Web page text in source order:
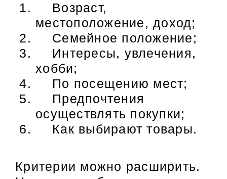
Возраст,
местоположение, доход;
Семейное положение;
Интересы, увлечения,
хобби;
По посещению мест;
Предпочтения
осуществлять покупки;
Как выбирают товары.
Критерии можно расширить.